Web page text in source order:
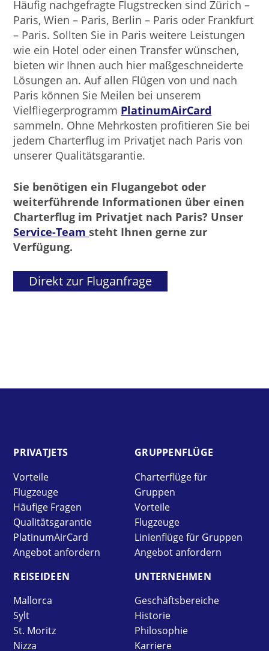
Häufig nachgefragte Flugstrecken sind Zürich –
Paris, Wien – Paris, Berlin – Paris oder Frankfurt
– Paris. Sollten Sie in Paris weitere Leistungen
wie ein Hotel oder einen Transfer wünschen,
bieten wir Ihnen auch hier maßgeschneiderte
Lösungen an. Auf allen Flügen von und nach
Paris können Sie Meilen bei unserem
Vielfliegerprogramm PlatinumAirCard
sammeln. Ohne Mehrkosten profitieren Sie bei
jedem Charterflug im Privatjet nach Paris von
unserer Qualitätsgarantie.
Sie benötigen ein Flugangebot oder
weiterführende Informationen über einen
Charterflug im Privatjet nach Paris? Unser
Service-Teamsteht Ihnen gerne zur
Verfügung.
Direkt zur Fluganfrage
PRIVAT­JETS
Vorteile
Flugzeuge
Häufige Fragen
Qualitätsgarantie
PlatinumAirCard
Angebot anfordern
GRUPPEN­FLÜGE
Charterflüge für
Gruppen
Vorteile
Flugzeuge
Linienflüge für Gruppen
Angebot anfordern
REISE­IDEEN
Mallorca
Sylt
St. Moritz
Nizza
UNTER­NEHMEN
Geschäftsbereiche
Historie
Philosophie
Karriere